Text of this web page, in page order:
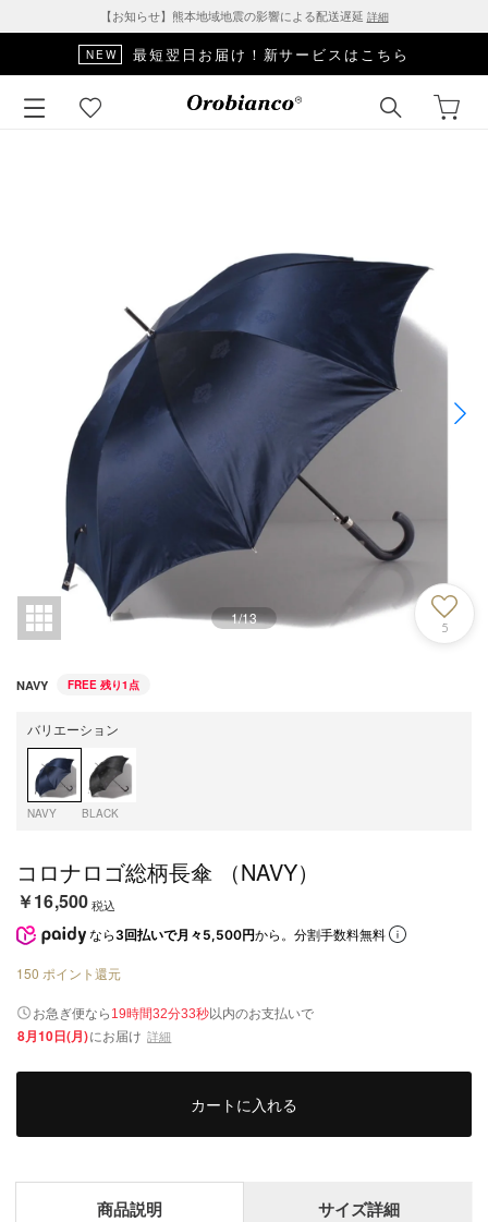
【お知らせ】熊本地域地震の影響による配送遅延 詳細
NEW 最短翌日お届け！新サービスはこちら
1/13
5
NAVY FREE 残り1点
バリエーション
NAVY BLACK
コロナロゴ総柄長傘 （NAVY）
￥16,500税込
なら 3回払いで月々5,500円から。分割手数料無料
150 ポイント還元
お急ぎ便なら 19時間32分33秒以内のお支払いで
8月10日(月)にお届け 詳細
カートに入れる
商品説明 サイズ詳細